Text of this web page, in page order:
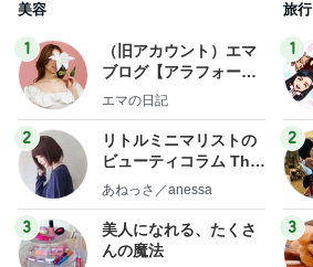
美容
1
（旧アカウント）エマ
ブログ【アラフォー会
社売却セカンドライ
エマの日記
2
リトルミニマリストの
ビューティコラム The
little minimalist's bea
あねっさ／anessa
3
美人になれる、たくさ
んの魔法
旅行
1
2
3